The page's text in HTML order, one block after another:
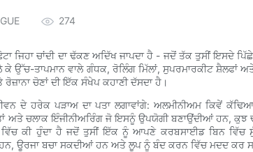
274
ਜਿਹਾ ਚਾਂਦੀ ਦਾ ਢੱਕਣ ਅਦਿੱਖ ਜਾਪਦਾ ਹੈ - ਜਦੋਂ ਤੱਕ ਤੁਸੀਂ ਇਸਦੇ
ਉੱਚ-ਤਾਪਮਾਨ ਵਾਲੇ ਗੰਧਕ, ਰੋਲਿੰਗ ਮਿੱਲਾਂ, ਸੁਪਰਮਾਰਕੀਟ ਸ਼ੈਲਫਾਂ
ਚੋਣਾਂ ਦੀ ਇੱਕ ਸੰਖੇਪ ਕਹਾਣੀ ਦੱਸਦਾ ਹੈ।
ਦੇ ਹਰੇਕ ਪੜਾਅ ਦਾ ਪਤਾ ਲਗਾਵਾਂਗੇ: ਅਲਮੀਨੀਅਮ ਕਿਵੇਂ
ਅਤੇ ਚਲਾਕ ਇੰਜੀਨੀਅਰਿੰਗ ਜੋ ਇਸਨੂੰ ਉਪਯੋਗੀ ਬਣਾਉਂਦੀਆਂ ਹਨ, ਕੁਝ
ਕੀ ਹੁੰਦਾ ਹੈ ਜਦੋਂ ਤੁਸੀਂ ਇੱਕ ਨੂੰ ਆਪਣੇ ਕਰਬਸਾਈਡ ਬਿਨ ਵਿੱਚ
ਊਰਜਾ ਬਚਾ ਸਕਦੀਆਂ ਹਨ ਅਤੇ ਲੂਪ ਨੂੰ ਬੰਦ ਕਰਨ ਵਿੱਚ ਮਦਦ ਕਰ